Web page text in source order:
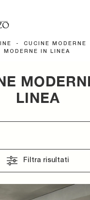
- CUCINE MODERNE
MODERNE IN LINEA
LINEA
Filtra risultati